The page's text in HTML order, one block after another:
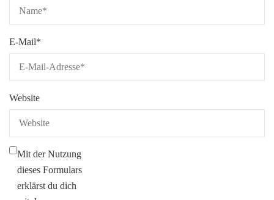
E-Mail*
Website
Mit der Nutzung
dieses Formulars
erklärst du dich